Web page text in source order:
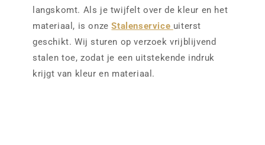
langskomt. Als je twijfelt over de kleur en het
materiaal, is onzeStalenservice uiterst
geschikt. Wij sturen op verzoek vrijblijvend
stalen toe, zodat je een uitstekende indruk
krijgt van kleur en materiaal.